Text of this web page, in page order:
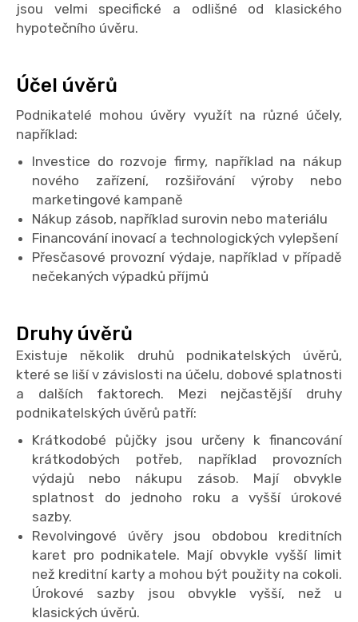
jsou velmi specifické a odlišné od klasického
hypotečního úvěru.
Účel úvěrů
Podnikatelé mohou úvěry využít na různé účely,
například:
Investice do rozvoje firmy, například na nákup
nového zařízení, rozšiřování výroby nebo
marketingové kampaně
Nákup zásob, například surovin nebo materiálu
Financování inovací a technologických vylepšení
Přesčasové provozní výdaje, například v případě
nečekaných výpadků příjmů
Druhy úvěrů
Existuje několik druhů podnikatelských úvěrů,
které se liší v závislosti na účelu, dobové splatnosti
a dalších faktorech. Mezi nejčastější druhy
podnikatelských úvěrů patří:
Krátkodobé půjčky jsou určeny k financování
krátkodobých potřeb, například provozních
výdajů nebo nákupu zásob. Mají obvykle
splatnost do jednoho roku a vyšší úrokové
sazby.
Revolvingové úvěry jsou obdobou kreditních
karet pro podnikatele. Mají obvykle vyšší limit
než kreditní karty a mohou být použity na cokoli.
Úrokové sazby jsou obvykle vyšší, než u
klasických úvěrů.